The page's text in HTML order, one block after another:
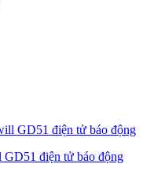
điện tử báo động